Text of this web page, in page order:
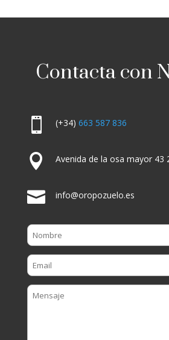
Contacta con
 (+34) 663 587 836
 Avenida de la osa mayor 43
 info@oropozuelo.es